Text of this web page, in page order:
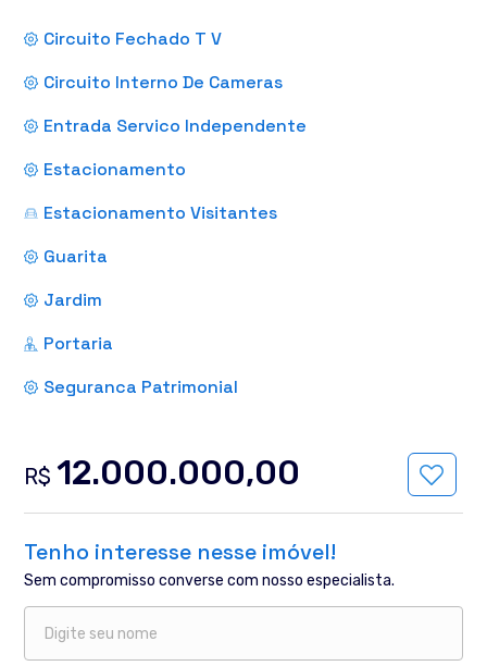
Circuito Fechado T V
Circuito Interno De Cameras
Entrada Servico Independente
Estacionamento
Estacionamento Visitantes
Guarita
Jardim
Portaria
Seguranca Patrimonial
R$ 12.000.000,00
Tenho interesse nesse imóvel!
Sem compromisso converse com nosso especialista.